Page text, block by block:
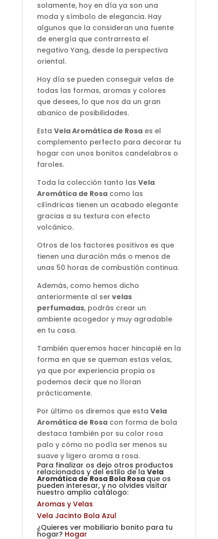
solamente, hoy en día ya son una
moda y símbolo de elegancia. Hay
algunos que la consideran una fuente
de energía que contrarresta el
negativo Yang, desde la perspectiva
oriental.
Hoy día se pueden conseguir velas de
todas las formas, aromas y colores
que desees, lo que nos da un gran
abanico de posibilidades.
Esta Vela Aromática de Rosaes el
complemento perfecto para decorar tu
hogar con unos bonitos candelabros o
faroles.
Toda la colección tanto las Vela
Aromática de Rosacomo las
cilíndricas tienen un acabado elegante
gracias a su textura con efecto
volcánico.
Otros de los factores positivos es que
tienen una duración más o menos de
unas 50 horas de combustión continua.
Además, como hemos dicho
anteriormente al ser velas
perfumadas, podrás crear un
ambiente acogedor y muy agradable
en tu casa.
También queremos hacer hincapié en la
forma en que se queman estas velas,
ya que por experiencia propia os
podemos decir que no lloran
prácticamente.
Por último os diremos que esta Vela
Aromática de Rosacon forma de bola
destaca también por su color rosa
palo y cómo no podía ser menos su
suave y ligero aroma a rosa.
Para finalizar os dejo otros productos
relacionados y del estilo de la Vela
Aromática de Rosa Bola Rosa que os
pueden interesar, y no olvides visitar
nuestro amplio catálogo:
Aromas y Velas
Vela Jacinto Bola Azul
¿Quieres ver mobiliario bonito para tu
hogar? Hogar